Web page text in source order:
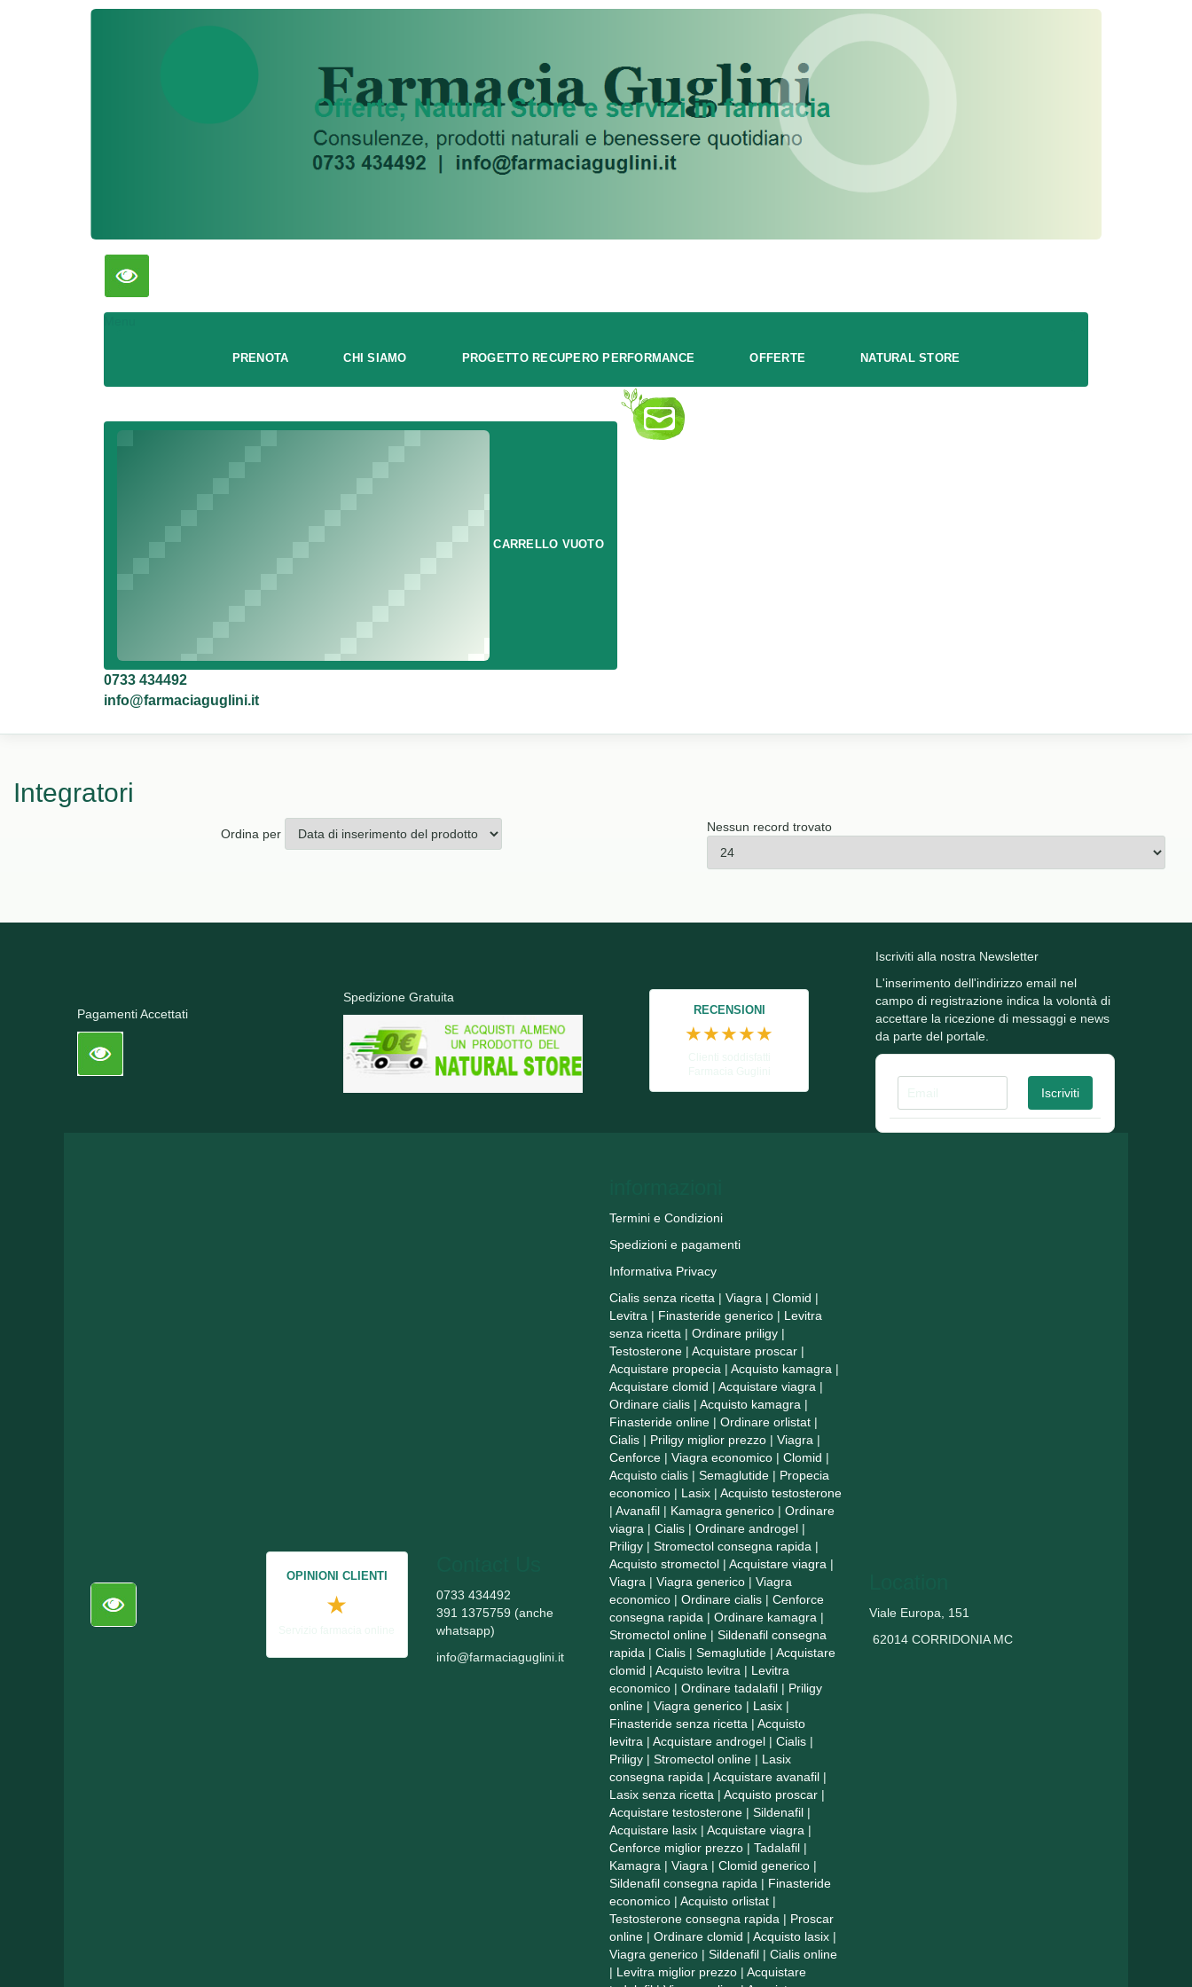
PRENOTA CHI SIAMO PROGETTO RECUPERO PERFORMANCE OFFERTE NATURAL STORE
CARRELLO VUOTO
0733 434492
info@farmaciaguglini.it
Integratori
Ordina per Nessun record trovato
Pagamenti Accettati
Spedizione Gratuita
RECENSIONI
★★★★★
Iscriviti alla nostra Newsletter
L'inserimento dell'indirizzo email nel
campo di registrazione indica la volontà di
accettare la ricezione di messaggi e news
da parte del portale.
OPINIONI CLIENTI
★
0733 434492
391 1375759 (anche
whatsapp)
info@farmaciaguglini.it
Termini e Condizioni
Spedizioni e pagamenti
Informativa Privacy
Cialis senza ricetta | Viagra | Clomid |
Levitra | Finasteride generico | Levitra
senza ricetta | Ordinare priligy |
Testosterone | Acquistare proscar |
Acquistare propecia | Acquisto kamagra |
Acquistare clomid | Acquistare viagra |
Ordinare cialis | Acquisto kamagra |
Finasteride online | Ordinare orlistat |
Cialis | Priligy miglior prezzo | Viagra |
Cenforce | Viagra economico | Clomid |
Acquisto cialis | Semaglutide | Propecia
economico | Lasix | Acquisto testosterone
| Avanafil | Kamagra generico | Ordinare
viagra | Cialis | Ordinare androgel |
Priligy | Stromectol consegna rapida |
Acquisto stromectol | Acquistare viagra |
Viagra | Viagra generico | Viagra
economico | Ordinare cialis | Cenforce
consegna rapida | Ordinare kamagra |
Stromectol online | Sildenafil consegna
rapida | Cialis | Semaglutide | Acquistare
clomid | Acquisto levitra | Levitra
economico | Ordinare tadalafil | Priligy
online | Viagra generico | Lasix |
Finasteride senza ricetta | Acquisto
levitra | Acquistare androgel | Cialis |
Priligy | Stromectol online | Lasix
consegna rapida | Acquistare avanafil |
Lasix senza ricetta | Acquisto proscar |
Acquistare testosterone | Sildenafil |
Acquistare lasix | Acquistare viagra |
Cenforce miglior prezzo | Tadalafil |
Kamagra | Viagra | Clomid generico |
Sildenafil consegna rapida | Finasteride
economico | Acquisto orlistat |
Testosterone consegna rapida | Proscar
online | Ordinare clomid | Acquisto lasix |
Viagra generico | Sildenafil | Cialis online
| Levitra miglior prezzo | Acquistare
Viale Europa, 151
62014 CORRIDONIA MC